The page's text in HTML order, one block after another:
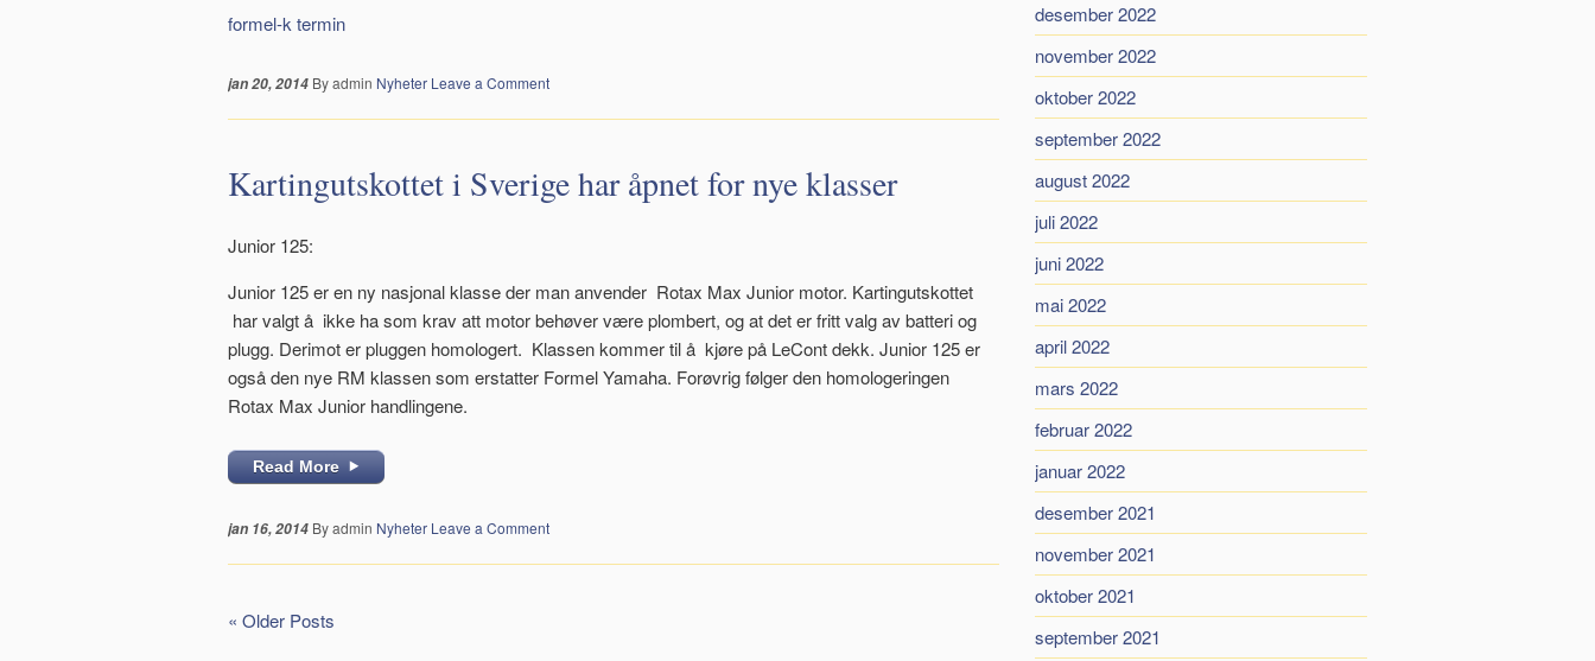
formel-k termin
jan 20, 2014 By admin Nyheter Leave a Comment
Kartingutskottet i Sverige har åpnet for nye klasser
Junior 125:
Junior 125 er en ny nasjonal klasse der man anvender Rotax Max Junior motor. Kartingutskottet
har valgt å ikke ha som krav att motor behøver være plombert, og at det er fritt valg av batteri og
plugg. Derimot er pluggen homologert. Klassen kommer til å kjøre på LeCont dekk. Junior 125 er
også den nye RM klassen som erstatter Formel Yamaha. Forøvrig følger den homologeringen
Rotax Max Junior handlingene.
Read More
jan 16, 2014 By admin Nyheter Leave a Comment
« Older Posts
desember 2022
november 2022
oktober 2022
september 2022
august 2022
juli 2022
juni 2022
mai 2022
april 2022
mars 2022
februar 2022
januar 2022
desember 2021
november 2021
oktober 2021
september 2021